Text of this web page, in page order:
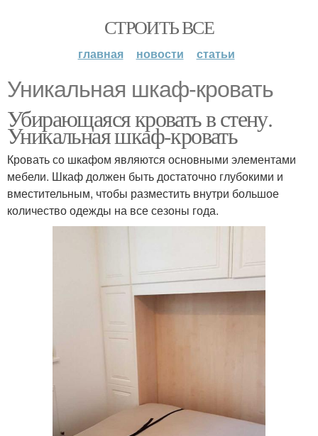
СТРОИТЬ ВСЕ
главная новости статьи
Уникальная шкаф-кровать
Убирающаяся кровать в стену.
Уникальная шкаф-кровать
Кровать со шкафом являются основными элементами
мебели. Шкаф должен быть достаточно глубокими и
вместительным, чтобы разместить внутри большое
количество одежды на все сезоны года.